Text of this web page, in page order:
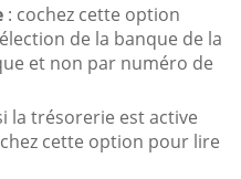
: cochez cette option
de la banque de la
et non par numéro de
la trésorerie est active
cette option pour lire